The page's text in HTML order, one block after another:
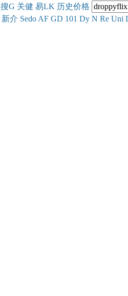
搜G 关健 易LK 历史价格
新介 Sedo AF GD 101 Dy N Re Uni